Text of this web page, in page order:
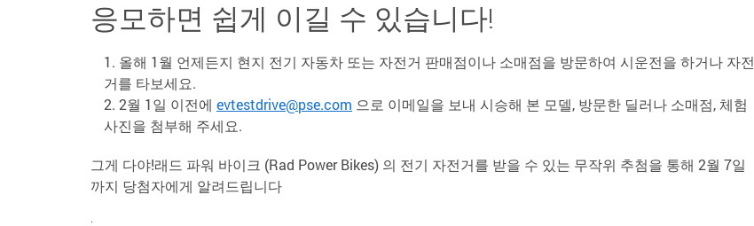
응모하면 쉽게 이길 수 있습니다!
올해 1월 언제든지 현지 전기 자동차 또는 자전거 판매점이나 소매점을 방문하여 시운전을 하거나 자전
거를 타보세요.
2월 1일 이전에 evtestdrive@pse.com 으로 이메일을 보내 시승해 본 모델, 방문한 딜러나 소매점, 체험
사진을 첨부해 주세요.
그게 다야!래드 파워 바이크 (Rad Power Bikes) 의 전기 자전거를 받을 수 있는 무작위 추첨을 통해 2월 7일
까지 당첨자에게 알려드립니다
.